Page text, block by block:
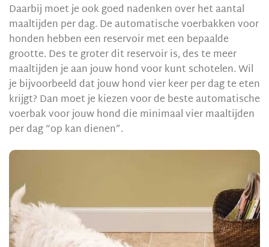
Daarbij moet je ook goed nadenken over het aantal
maaltijden per dag. De automatische voerbakken voor
honden hebben een reservoir met een bepaalde
grootte. Des te groter dit reservoir is, des te meer
maaltijden je aan jouw hond voor kunt schotelen. Wil
je bijvoorbeeld dat jouw hond vier keer per dag te eten
krijgt? Dan moet je kiezen voor de beste automatische
voerbak voor jouw hond die minimaal vier maaltijden
per dag “op kan dienen”.